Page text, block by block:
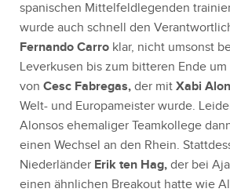
spanischen Mittelfeldlegenden
wurde auch schnell den
Fernando Carro klar, nicht umsonst
Leverkusen bis zum bitteren Ende
von Cesc Fabregas, der mit Xabi
Welt- und Europameister wurde.
Alonsos ehemaliger Teamkollege
einen Wechsel an den Rhein.
Niederländer Erik ten Hag, der bei
einen ähnlichen Breakout hatte wie